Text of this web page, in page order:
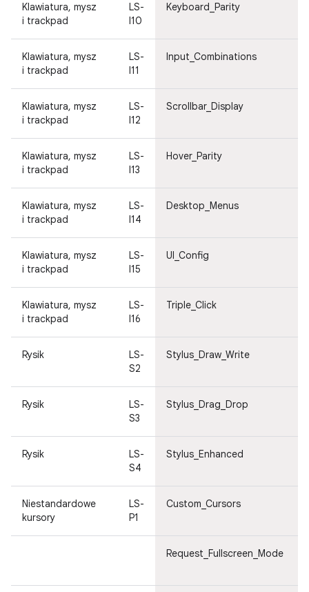
Klawiatura, mysz
i trackpad
LS-
I10
Keyboard_Parity
Klawiatura, mysz
i trackpad
LS-
I11
Input_Combinations
Klawiatura, mysz
i trackpad
LS-
I12
Scrollbar_Display
Klawiatura, mysz
i trackpad
LS-
I13
Hover_Parity
Klawiatura, mysz
i trackpad
LS-
I14
Desktop_Menus
Klawiatura, mysz
i trackpad
LS-
I15
UI_Config
Klawiatura, mysz
i trackpad
LS-
I16
Triple_Click
Rysik
LS-
S2
Stylus_Draw_Write
Rysik
LS-
S3
Stylus_Drag_Drop
Rysik
LS-
S4
Stylus_Enhanced
Niestandardowe
kursory
LS-
P1
Custom_Cursors
Request_Fullscreen_Mode